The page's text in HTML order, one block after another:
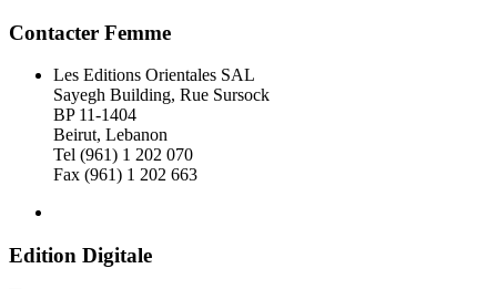
Contacter Femme
Les Editions Orientales SAL
Sayegh Building, Rue Sursock
BP 11-1404
Beirut, Lebanon
Tel (961) 1 202 070
Fax (961) 1 202 663
Edition Digitale